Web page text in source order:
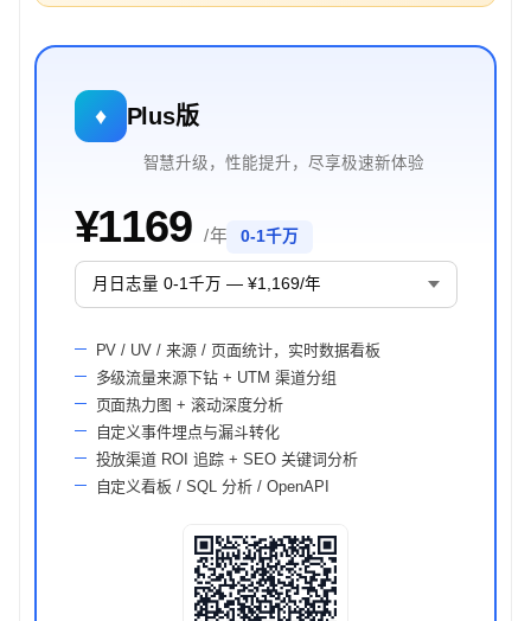
♦ Plus版
智慧升级，性能提升，尽享极速新体验
¥1169 / 年 0-1千万
PV / UV / 来源 / 页面统计，实时数据看板
多级流量来源下钻 + UTM 渠道分组
页面热力图 + 滚动深度分析
自定义事件埋点与漏斗转化
投放渠道 ROI 追踪 + SEO 关键词分析
自定义看板 / SQL 分析 / OpenAPI